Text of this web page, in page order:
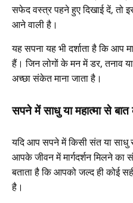
सफेद वस्त्र पहने हुए दिखाई दें, तो
आने वाली है।
यह सपना यह भी दर्शाता है कि आप
हैं। जिन लोगों के मन में डर, तनाव
अच्छा संकेत माना जाता है।
सपने में साधु या महात्मा से बात
यदि आप सपने में किसी संत या साधु
आपके जीवन में मार्गदर्शन मिलने
बताता है कि आपको जल्द ही कोई
है।